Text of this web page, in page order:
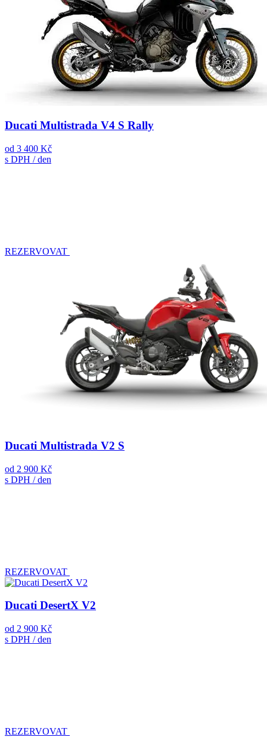
Ducati Multistrada V4 S Rally
od 3 400 Kč
s DPH / den
REZERVOVAT
Ducati Multistrada V2 S
od 2 900 Kč
s DPH / den
REZERVOVAT
Ducati DesertX V2
od 2 900 Kč
s DPH / den
REZERVOVAT